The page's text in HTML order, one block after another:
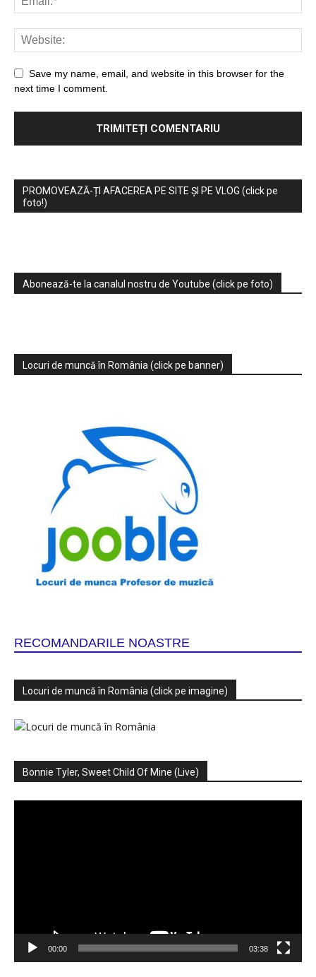
Save my name, email, and website in this browser for the
next time I comment.
PROMOVEAZĂ-ȚI AFACEREA PE SITE ȘI PE VLOG (click pe
foto!)
Abonează-te la canalul nostru de Youtube (click pe foto)
Locuri de muncă în România (click pe banner)
RECOMANDARILE NOASTRE
Locuri de muncă în România (click pe imagine)
Bonnie Tyler, Sweet Child Of Mine (Live)
00:00 03:38